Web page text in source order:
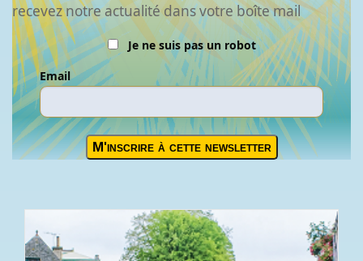
recevez notre actualité dans votre boîte mail
Je ne suis pas un robot
Email